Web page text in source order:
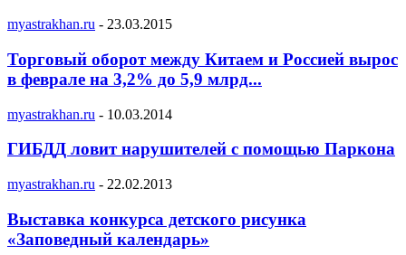
myastrakhan.ru - 23.03.2015
Торговый оборот между Китаем и Россией вырос
в феврале на 3,2% до 5,9 млрд...
myastrakhan.ru - 10.03.2014
ГИБДД ловит нарушителей с помощью Паркона
myastrakhan.ru - 22.02.2013
Выставка конкурса детского рисунка
«Заповедный календарь»